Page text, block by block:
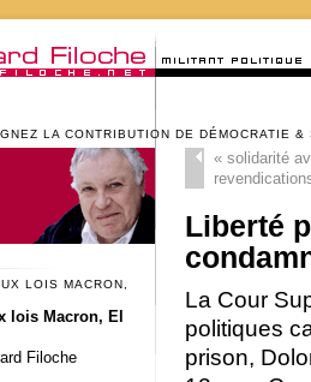
LA CONTRIBUTION DE DÉMOCRATIE &
«solidarité
Liberté
La Cour
politiques
prison,
LOIS MACRON,
lois Macron, El
Filoche